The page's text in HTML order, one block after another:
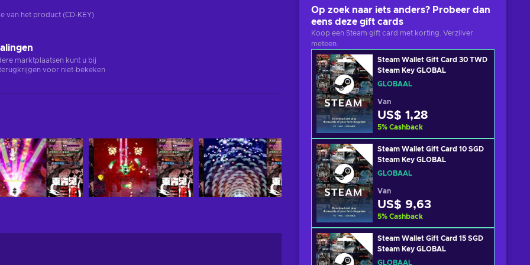
Op zoek naar iets anders? Probeer dan
eens deze gift cards
Koop een Steam gift card met korting. Verzilver
meteen.
Steam Wallet Gift Card 30 TWD
Steam Key GLOBAL
GLOBAAL
Van
US$ 1,28
5% Cashback
Steam Wallet Gift Card 10 SGD
Steam Key GLOBAL
GLOBAAL
Van
US$ 9,63
5% Cashback
Steam Wallet Gift Card 15 SGD
Steam Key GLOBAL
GLOBAAL
van het product (CD-KEY)
marktplaatsen kunt u bij
voor niet-bekeken